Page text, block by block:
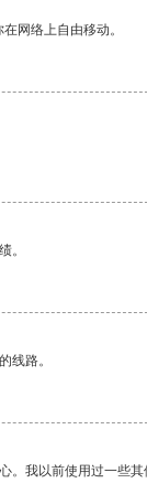
网络上自由移动。
。
线路。
我以前使用过一些